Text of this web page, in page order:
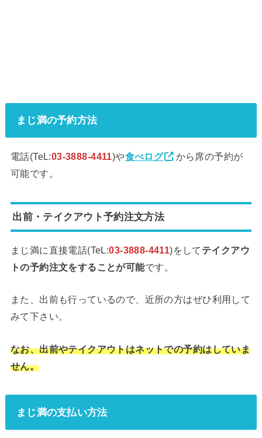
まじ満の予約方法
電話(TeL:03-3888-4411)や食べログ
から席の予約が
可能です。
出前・テイクアウト予約注文方法
まじ満に直接電話(TeL:03-3888-4411)をして テイクアウ
トの予約注文をすることが可能です。
また、出前も行っているので、近所の方はぜひ利用して
みて下さい。
なお、出前やテイクアウトはネットでの予約はしていま
せん。
まじ満の支払い方法